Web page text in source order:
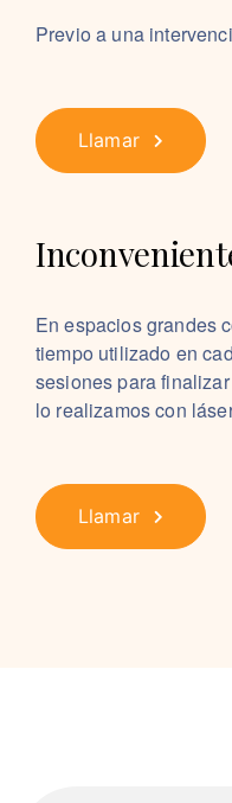
Previo a una
Llamar
En espacios grandes
tiempo utilizado en
sesiones para
lo realizamos con
Llamar